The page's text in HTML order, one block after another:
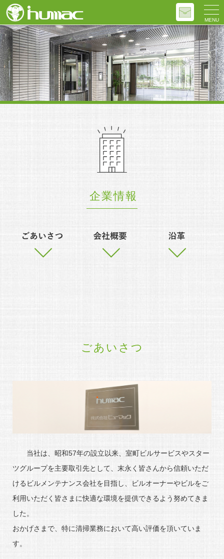
企業情報
ごあいさつ
当社は、昭和57年の設立以来、室町ビルサービスやスター
ツグループを主要取引先として、末永く皆さんから信頼いただ
けるビルメンテナンス会社を目指し、ビルオーナーやビルをご
利用いただく皆さまに快適な環境を提供できるよう努めてきま
した。
おかげさまで、特に清掃業務において高い評価を頂いていま
す。
MENU